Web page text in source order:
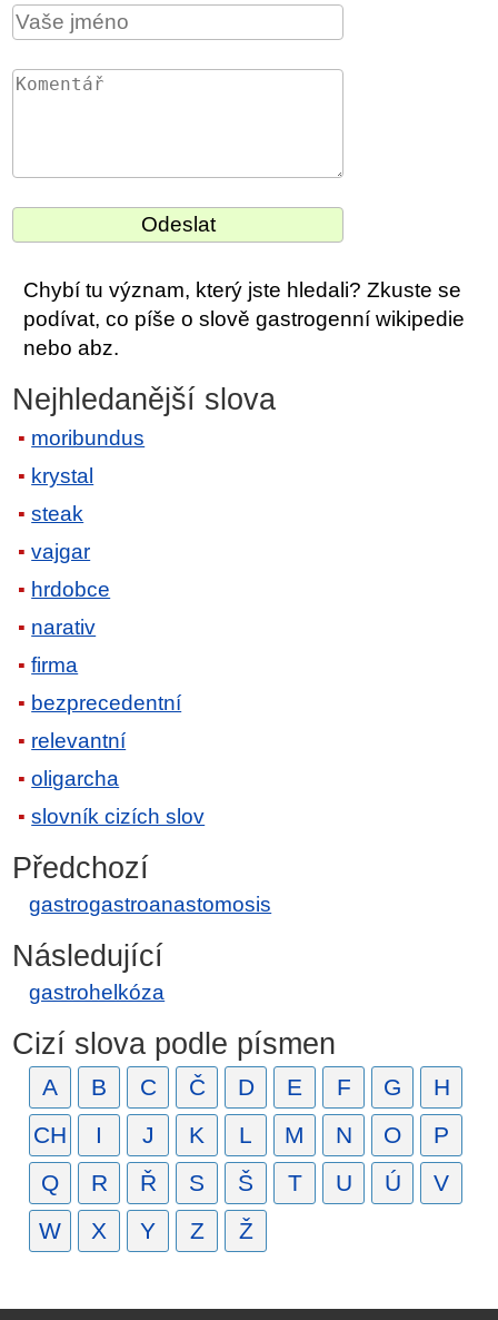
Chybí tu význam, který jste hledali? Zkuste se
podívat, co píše o slově gastrogenní wikipedie
nebo abz.
Nejhledanější slova
moribundus
krystal
steak
vajgar
hrdobce
narativ
firma
bezprecedentní
relevantní
oligarcha
slovník cizích slov
Předchozí
gastrogastroanastomosis
Následující
gastrohelkóza
Cizí slova podle písmen
A B C Č D E F G
H
CH
I J K L M N O
P
Q
R Ř S Š T U Ú
V
W
X Y Z Ž